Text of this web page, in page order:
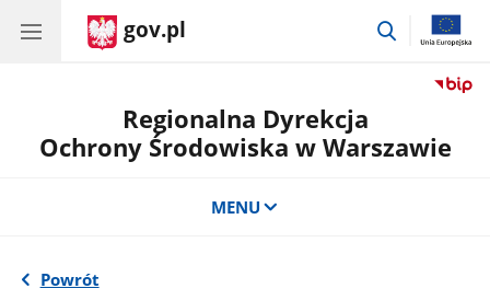
gov.pl
przejdź
Regionalna Dyrekcja
Ochrony Środowiska w Warszawie
MENU
Powrót